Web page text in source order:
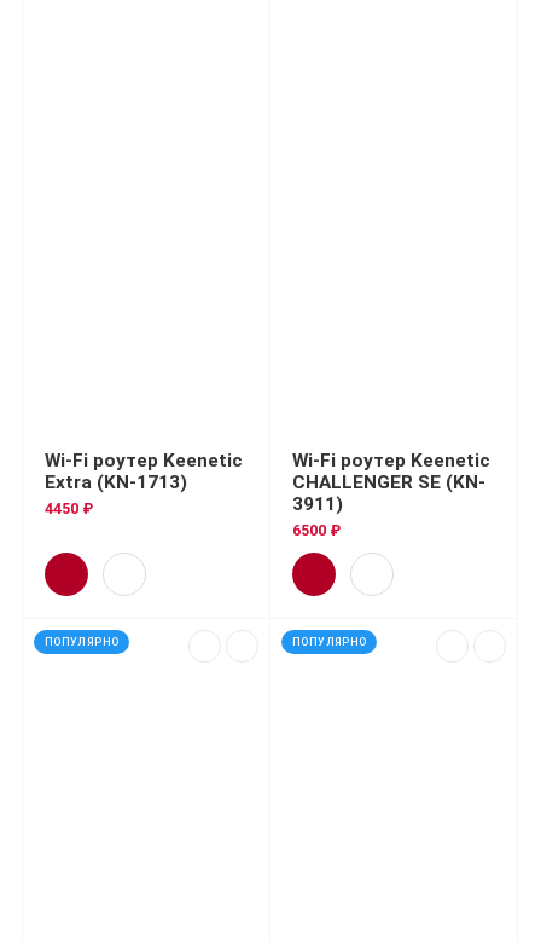
Wi-Fi роутер Keenetic
Extra (KN-1713)
4450 ₽
Wi-Fi роутер Keenetic
CHALLENGER SE (KN-
3911)
6500 ₽
ПОПУЛЯРНО ПОПУЛЯРНО